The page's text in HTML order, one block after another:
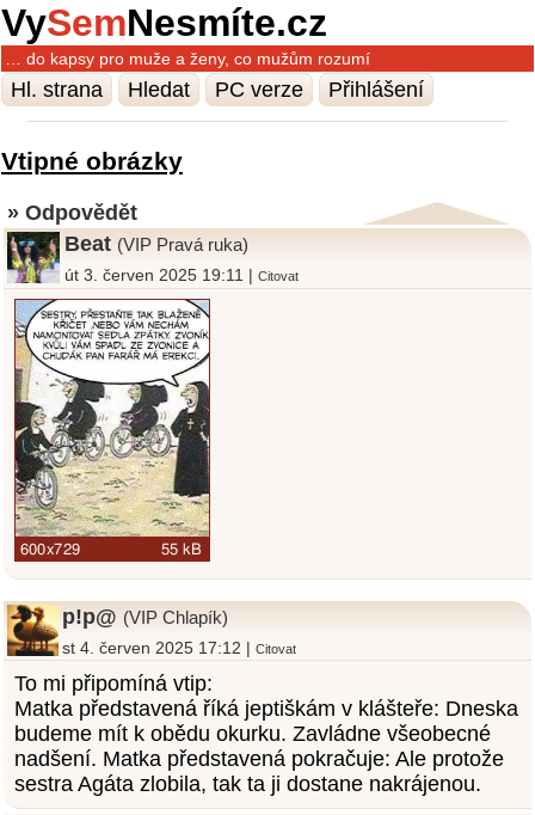
VySemNesmíte.cz
… do kapsy pro muže a ženy, co mužům rozumí
Hl. strana Hledat PC verze Přihlášení
Vtipné obrázky
» Odpovědět
Beat (VIP Pravá ruka)
út 3. červen 2025 19:11 | Citovat
p!p@ (VIP Chlapík)
st 4. červen 2025 17:12 |Citovat
To mi připomíná vtip:
Matka představená říká jeptiškám v klášteře: Dneska
budeme mít k obědu okurku. Zavládne všeobecné
nadšení. Matka představená pokračuje: Ale protože
sestra Agáta zlobila, tak ta ji dostane nakrájenou.